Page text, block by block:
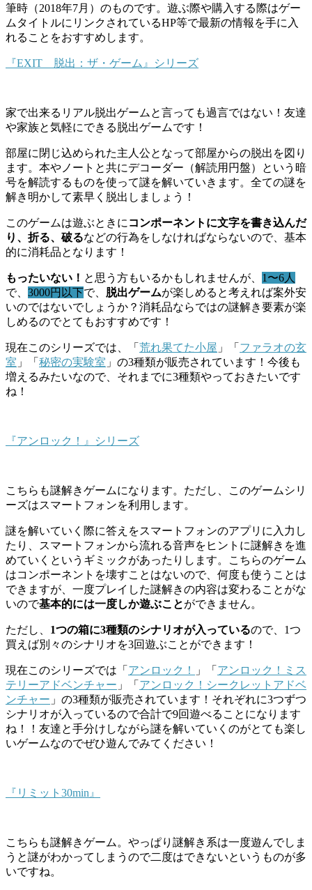
筆時（2018年7月）のものです。遊ぶ際や購入する際はゲー
ムタイトルにリンクされているHP等で最新の情報を手に入
れることをおすすめします。
『EXIT 脱出：ザ・ゲーム』シリーズ
家で出来るリアル脱出ゲーム と言っても過言ではない！友達
や家族と気軽にできる脱出ゲームです！
部屋に閉じ込められた主人公となって部屋からの脱出を図り
ます。本やノートと共にデコーダー（解読用円盤）という暗
号を解読するものを使って謎を解いていきます。全ての謎を
解き明かして素早く脱出しましょう！
このゲームは遊ぶときに コンポーネントに文字を書き込んだ
り、折る、破るなどの行為をしなければならないので、基本
的に消耗品となります！
もったいない！ と思う方もいるかもしれませんが、 1〜6人
で、 3000円以下で、 脱出ゲームが楽しめると考えれば案外安
いのではないでしょうか？消耗品ならではの謎解き要素が楽
しめるのでとてもおすすめです！
現在このシリーズでは、「 荒れ果てた小屋 」「 ファラオの玄
室 」「 秘密の実験室 」の3種類が販売されています！今後も
増えるみたいなので、それまでに3種類やっておきたいです
ね！
『アンロック！』シリーズ
こちらも謎解きゲームになります。ただし、このゲームシリ
ーズはスマートフォンを利用します。
謎を解いていく際に答えをスマートフォンのアプリに入力し
たり、スマートフォンから流れる音声をヒントに謎解きを進
めていくというギミックがあったりします。こちらのゲーム
はコンポーネントを壊すことはないので、何度も使うことは
できますが、一度プレイした謎解きの内容は変わることがな
いので基本的には一度しか遊ぶことができません。
ただし、 1つの箱に3種類のシナリオが入っているので、1つ
買えば別々のシナリオを3回遊ぶことができます！
現在このシリーズでは「 アンロック！ 」「 アンロック！ミス
テリーアドベンチャー 」「 アンロック！シークレットアドベ
ンチャー 」の3種類が販売されています！それぞれに3つずつ
シナリオが入っているので合計で9回遊べることになります
ね！！友達と手分けしながら謎を解いていくのがとても楽し
いゲームなのでぜひ遊んでみてください！
『リミット30min』
こちらも謎解きゲーム。やっぱり謎解き系は一度遊んでしま
うと謎がわかってしまうので二度はできないというものが多
いですね。